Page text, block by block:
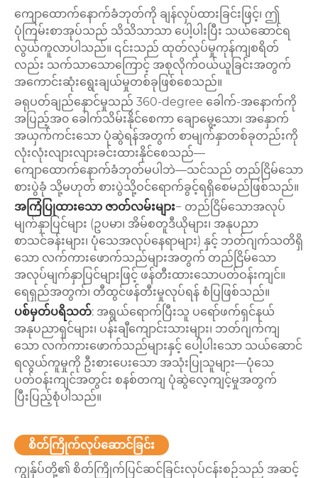
ကျောထောက်နောက်ခံဘုတ်ကို ချန်လှပ်ထားခြင်းဖြင့်၊ ဤ
ပုံကြမ်းစာအုပ်သည် သိသိသာသာ ပေါ့ပါးပြီး သယ်ဆောင်ရ
လွယ်ကူလာပါသည်။ ၎င်းသည် ထုတ်လုပ်မှုကုန်ကျစရိတ်
လည်း သက်သာသောကြောင့် အစုလိုက်ဝယ်ယူခြင်းအတွက်
အကောင်းဆုံးရွေးချယ်မှုတစ်ခုဖြစ်စေသည်။
ခရုပတ်ချည်နှောင်မှုသည် 360-degree ခေါက်-အနောက်ကို
အပြည့်အ၀ ခေါက်သိမ်းနိုင်စေကာ ချောမွေ့သော၊ အနှောက်
အယှက်ကင်းသော ပုံဆွဲရန်အတွက် စာမျက်နှာတစ်ခုတည်းကို
လုံးလုံးလျားလျားခင်းထားနိုင်စေသည်—
ကျောထောက်နောက်ခံဘုတ်မပါဘဲ—သင်သည် တည်ငြိမ်သော
စားပွဲခုံ သို့မဟုတ် စားပွဲသို့ဝင်ရောက်ခွင့်ရရှိစေမည်ဖြစ်သည်။
အကြံပြုထားသော ဇာတ်လမ်းများ− တည်ငြိမ်သောအလုပ်
မျက်နှာပြင်များ (ဥပမာ၊ အိမ်စတူဒီယိုများ၊ အနုပညာ
စာသင်ခန်းများ၊ ပုံသေအလုပ်နေရာများ) နှင့် ဘတ်ဂျက်သတိရှိ
သော လက်ကားဖောက်သည်များအတွက် တည်ငြိမ်သော
အလုပ်မျက်နှာပြင်များဖြင့် ဖန်တီးထားသောပတ်ဝန်းကျင်။
ရေရှည်အတွက်၊ တီထွင်ဖန်တီးမှုလုပ်ရန် စံပြဖြစ်သည်။
ပစ်မှတ်ပရိသတ်: အရွယ်ရောက်ပြီးသူ ပရော်ဖက်ရှင်နယ်
အနုပညာရှင်များ၊ ပန်းချီကျောင်းသားများ၊ ဘတ်ဂျက်ကျ
သော လက်ကားဖောက်သည်များနှင့် ပေါ့ပါးသော သယ်ဆောင်
ရလွယ်ကူမှုကို ဦးစားပေးသော အသုံးပြုသူများ—ပုံသေ
ပတ်ဝန်းကျင်အတွင်း စနစ်တကျ ပုံဆွဲလေ့ကျင့်မှုအတွက်
ပြီးပြည့်စုံပါသည်။
စိတ်ကြိုက်လုပ်ဆောင်ခြင်း
ကျွန်ုပ်တို့၏ စိတ်ကြိုက်ပြင်ဆင်ခြင်းလုပ်ငန်းစဉ်သည် အဆင့်